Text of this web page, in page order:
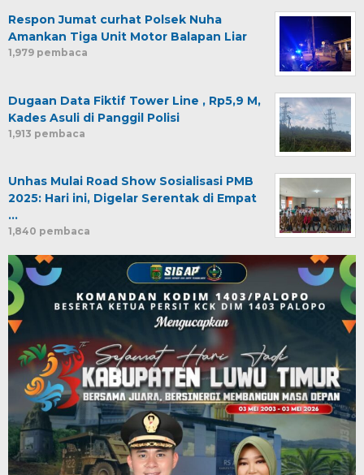
Respon Jumat curhat Polsek Nuha
Amankan Tiga Unit Motor Balapan Liar
1,979 pembaca
Dugaan Data Fiktif Tower Line , Rp5,9 M,
Kades Asuli di Panggil Polisi
1,913 pembaca
Unhas Mulai Road Show Sosialisasi PMB
2025: Hari ini, Digelar Serentak di Empat
…
1,840 pembaca